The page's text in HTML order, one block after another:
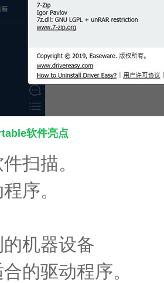
软件亮点
扫描。
序。
机器设备
的驱动程序。